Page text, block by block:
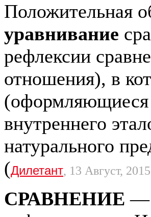
Положительная
уравнивание
рефлексии
отношения), в
(оформляющиеся
внутреннего
натурального
(Дилетант, 13 Август,
СРАВНЕНИЕ —